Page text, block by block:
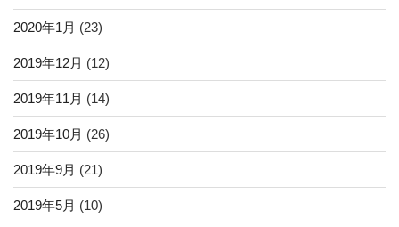
2020年1月 (23)
2019年12月 (12)
2019年11月 (14)
2019年10月 (26)
2019年9月 (21)
2019年5月 (10)